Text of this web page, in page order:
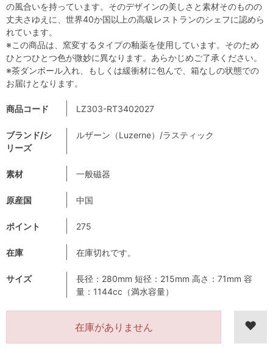
商品コード LZ303-RT3402027
ブランド/シ
リーズ
ルザーン（Luzerne）/ラスティック
素材 一般磁器
原産国 中国
ポイント 275
在庫 在庫切れです。
サイズ
長径：280mm 短径：215mm 高さ：71mm 容
量：1144cc（満水容量）
在庫がありません
の風合いを持っています。そのデザインの美しさと素材そのものの
丈夫さゆえに、世界40か国以上の高級レストランのシェフに認めら
れています。
※この商品は、窯変するタイプの釉薬を使用しています。そのため
ひとつひとつ色が微妙に異なります。あらかじめご了承ください。
※茶ダンボール入れ、もしくは緩衝材に包んで、箱なしの状態での
お届けとなります。